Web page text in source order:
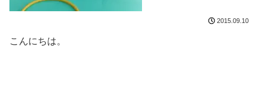
2015.09.10
こんにちは。